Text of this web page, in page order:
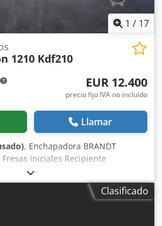
almacén, consulte "otras
1 / 17
1210 Kdf210
EUR 12.400
precio fijo IVA no incluído
Llamar
, Enchapadora BRANDT
iniciales Recipiente
de adhesivo con rodillo
Rodillos de presión Cuchillas
fresado vertical y horizontal R1-R2
plano Altura máxima de la pieza:
del chapa en rollo: 3 mm Avance:
Clasificado